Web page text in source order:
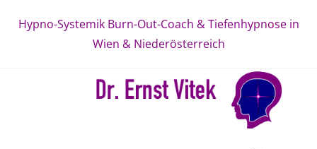
InhaltHypno-Systemik Burn-Out-Coach & Tiefenhypnose in
Wien & Niederösterreich